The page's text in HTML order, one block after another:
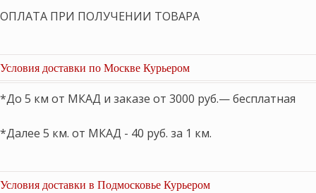
ОПЛАТА ПРИ ПОЛУЧЕНИИ ТОВАРА
Условия доставки по Москве Курьером
*До 5 км от МКАД и заказе от 3000 руб.— бесплатная
*Далее 5 км. от МКАД - 40 руб. за 1 км.
Условия доставки в Подмосковье Курьером